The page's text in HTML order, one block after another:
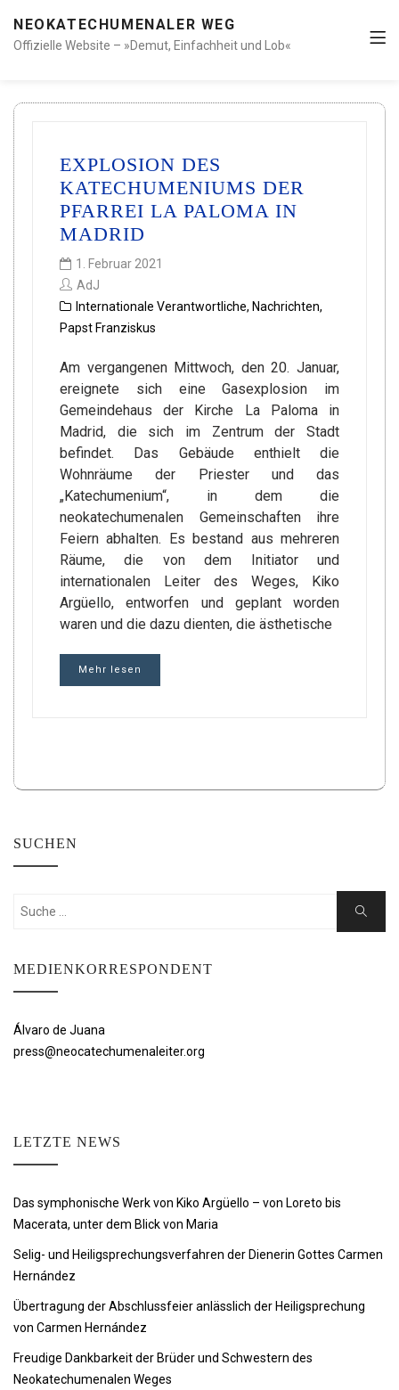
NEOKATECHUMENALER WEG
Offizielle Website – »Demut, Einfachheit und Lob«
EXPLOSION DES
KATECHUMENIUMS DER
PFARREI LA PALOMA IN
MADRID
1. Februar 2021
AdJ
Internationale Verantwortliche, Nachrichten,
Papst Franziskus
Am vergangenen Mittwoch, den 20. Januar,
ereignete sich eine Gasexplosion im
Gemeindehaus der Kirche La Paloma in
Madrid, die sich im Zentrum der Stadt
befindet. Das Gebäude enthielt die
Wohnräume der Priester und das
„Katechumenium“, in dem die
neokatechumenalen Gemeinschaften ihre
Feiern abhalten. Es bestand aus mehreren
Räume, die von dem Initiator und
internationalen Leiter des Weges, Kiko
Argüello, entworfen und geplant worden
waren und die dazu dienten, die ästhetische
Mehr lesen
SUCHEN
Suchen
Suche
MEDIENKORRESPONDENT
Álvaro de Juana
press@neocatechumenaleiter.org
LETZTE NEWS
Das symphonische Werk von Kiko Argüello – von Loreto bis
Macerata, unter dem Blick von Maria
Selig- und Heiligsprechungsverfahren der Dienerin Gottes Carmen
Hernández
Übertragung der Abschlussfeier anlässlich der Heiligsprechung
von Carmen Hernández
Freudige Dankbarkeit der Brüder und Schwestern des
Neokatechumenalen Weges